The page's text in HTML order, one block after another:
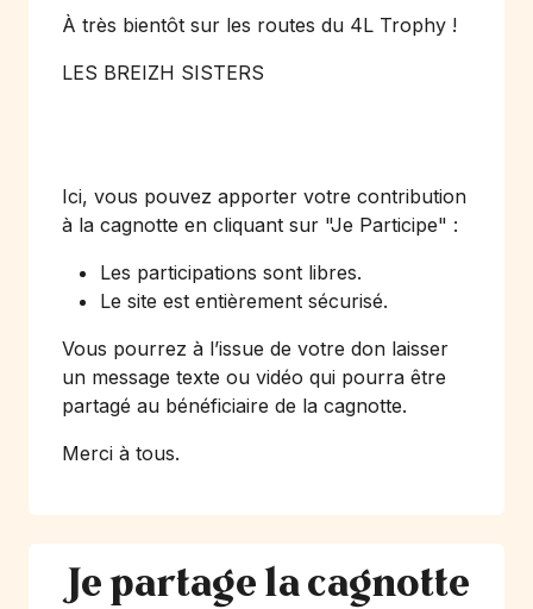
À très bientôt sur les routes du 4L Trophy !
LES BREIZH SISTERS
Ici, vous pouvez apporter votre contribution
à la cagnotte en cliquant sur "Je Participe" :
Les participations sont libres.
Le site est entièrement sécurisé.
Vous pourrez à l’issue de votre don laisser
un message texte ou vidéo qui pourra être
partagé au bénéficiaire de la cagnotte.
Merci à tous.
Je partage la cagnotte